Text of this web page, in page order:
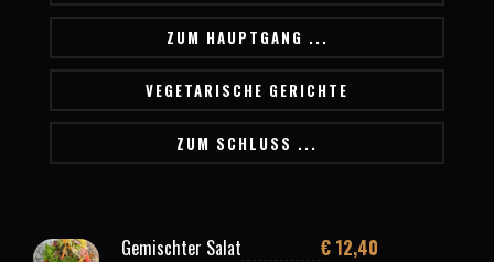
ZUM HAUPTGANG ...
VEGETARISCHE GERICHTE
ZUM SCHLUSS ...
Gemischter Salat € 12,40